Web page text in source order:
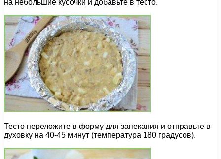
на небольшие кусочки и добавьте в тесто.
Тесто переложите в форму для запекания и отправьте в
духовку на 40-45 минут (температура 180 градусов).